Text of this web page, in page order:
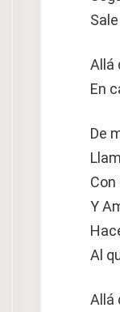
Allá
En
De
Y
Al
Allá